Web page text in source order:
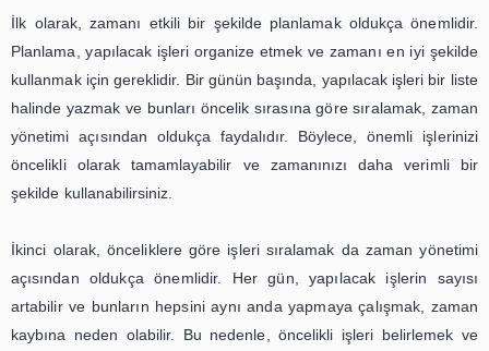
Bu blog yazısında, okuyuculara
yönetimi stratejileri hakkında
ipuçları sunulabilir. Örneğin,
etkili bir şekilde planlamak,
göre işleri sıralamak ve zaman
ele alınabilir
Zaman yönetimi, günümüzün hızlı tempolu
önemli bir beceridir. İş ve özel hayatımızda birçok